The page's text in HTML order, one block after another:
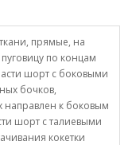
прямые, на
по концам
шорт с боковыми
бочков,
направлен к боковым
шорт с талиевыми
кокетки